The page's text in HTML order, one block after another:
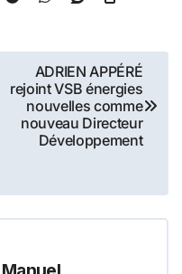
ADRIEN APPÉRÉ
rejoint VSB énergies
nouvelles comme
nouveau Directeur
Développement